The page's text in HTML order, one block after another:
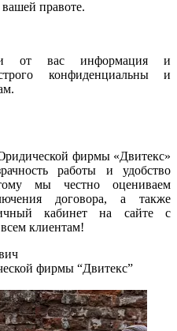
правоте.
от вас информация и
конфиденциальны и
фирмы «Двитекс»
работы и удобство
мы честно оцениваем
договора, а также
кабинет на сайте с
клиентам!
фирмы “Двитекс”